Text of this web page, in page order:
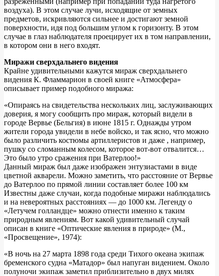
воздуха). В этом случае лучи, исходящие от земных
предметов, искривляются сильнее и достигают земной
поверхности, идя под большим углом к горизонту. В этом
случае в глаз наблюдателя проецирует их в том направлении,
в котором они в него входят.
Миражи сверхдальнего видения
Крайне удивительными кажутся мираж сверхдальнего
видения К. Фламмарион в своей книге «Атмосфера»
описывает пример подобного миража:
«Опираясь на свидетельства нескольких лиц, заслуживающих
доверия, я могу сообщить про мираж, который видели в
городе Вервье (Бельгия) в июне 1815 г. Однажды утром
жители города увидели в небе войско, и так ясно, что можно
было различить костюмы артиллеристов и даже , например,
пушку со сломанным колесом, которое вот-вот отвалится…
Это было утро сражения при Ватерлоо!»
Данный мираж был даже изображен энтузиастами в виде
цветной акварели. Можно заметить, что расстояние от Вервье
до Ватерлоо по прямой линии составляет более 100 км
Известны даже случаи, когда подобные миражи наблюдались
и на невероятных расстояниях — до 1000 км. Легенду о
«Летучем голландце» можно отнести именно к таким
природным явлениям. Вот какой удивительный случай
описан в книге «Оптические явления в природе» (М.,
«Просвещение», 1974):
«В ночь на 27 марта 1898 года среди Тихого океана экипаж
бременского судна «Матадор» был напуган видением. Около
полуночи экипаж заметил приблизительно в двух милях